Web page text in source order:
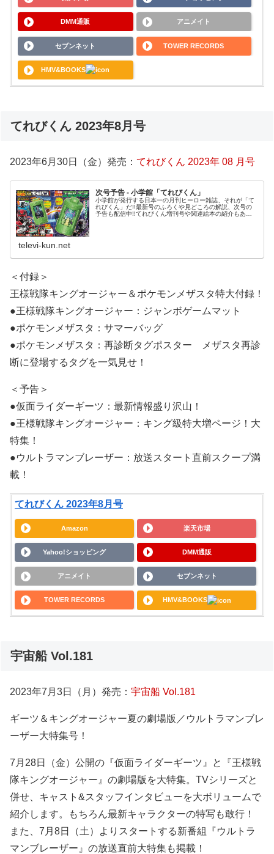
DMM通販 アニメイト
セブンネット TOWER RECORDS
HMV&BOOKS
てれびくん 2023年8月号
2023年6月30日（金）発売： てれびくん 2023年 08 月号
次号予告 - 小学館「てれびくん」
小学館が発行する日本一の月刊ヒーロー雑誌、それが「て
れびくん」だ!!最新号のふろくや見どころの解説、次号の
予告も配信中!!てれびくん増刊号や関連絵本の紹介もある
televi-kun.net
＜付録＞
王様戦隊キングオージャー＆ポケモンメザスタ特大付録！
●王様戦隊キングオージャー：ジャンボゲームマット
●ポケモンメザスタ：サマーバッグ
●ポケモンメザスタ：再診断タグポスター メザスタ再診
断に登場するタグを一気見せ！
＜予告＞
●仮面ライダーギーツ：最新情報盛り沢山！
●王様戦隊キングオージャー：キング級特大増ページ！大
特集！
●ウルトラマンブレーザー：放送スタート直前スクープ満
載！
てれびくん 2023年8月号
Amazon 楽天市場
Yahoo!ショッピング DMM通販
アニメイト セブンネット
TOWER RECORDS HMV&BOOKS
宇宙船 Vol.181
2023年7月3日（月）発売： 宇宙船 Vol.181
ギーツ＆キングオージャー夏の劇場版／ウルトラマンブレ
ーザー大特集号！
7月28日（金）公開の『仮面ライダーギーツ』と『王様戦
隊キングオージャー』の劇場版を大特集。TVシリーズと
併せ、キャスト&スタッフインタビューを大ボリュームで
紹介します。もちろん最新キャラクターの特写も敢行！
また、7月8日（土）よりスタートする新番組『ウルトラ
マンブレーザー』の放送直前大特集も掲載！